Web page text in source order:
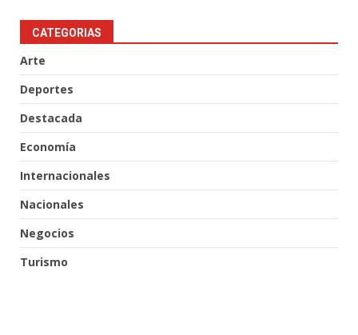
CATEGORIAS
Arte
Deportes
Destacada
Economía
Internacionales
Nacionales
Negocios
Turismo